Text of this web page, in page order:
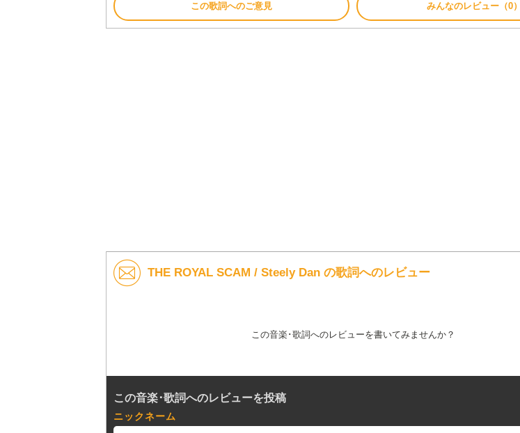
この歌詞へのご意見 みんなのレビュー（0）
THE ROYAL SCAM / Steely Dan の歌詞へのレビュー
この音楽･歌詞へのレビューを書いてみませんか？
この音楽･歌詞へのレビューを投稿
ニックネーム